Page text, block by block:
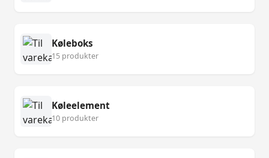
Køleboks
15 produkter
Køleelement
10 produkter